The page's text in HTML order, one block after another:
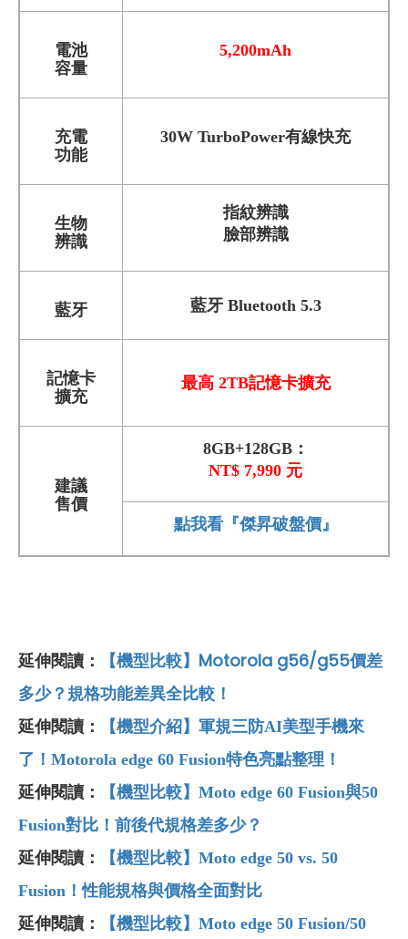
電池
容量
5,200mAh
充電
功能
30W TurboPower有線快充
生物
辨識
指紋辨識
臉部辨識
藍牙 藍牙 Bluetooth 5.3
記憶卡
擴充
最高 2TB記憶卡擴充
建議
售價
8GB+128GB：
NT$ 7,990 元
點我看『傑昇破盤價』
延伸閱讀：
【機型比較】Motorola g56/g55價差
多少？規格功能差異全比較！
延伸閱讀：
【機型介紹】軍規三防AI美型手機來
了！Motorola edge 60 Fusion特色亮點整理！
延伸閱讀：
【機型比較】Moto edge 60 Fusion與50
Fusion對比！前後代規格差多少？
延伸閱讀：
【機型比較】Moto edge 50 vs. 50
Fusion！性能規格與價格全面對比
延伸閱讀：
【機型比較】Moto edge 50 Fusion/50